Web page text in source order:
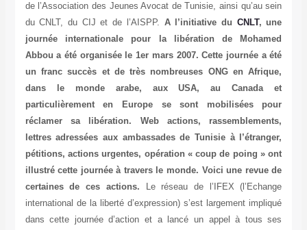
de l’Association des Jeunes Avocat de Tunisie, ainsi qu’au sein
du CNLT, du CIJ et de l’AISPP. A l’initiative du CNLT, une
journée internationale pour la libération de Mohamed
Abbou a été organisée le 1er mars 2007. Cette journée a été
un franc succès et de très nombreuses ONG en Afrique,
dans le monde arabe, aux USA, au Canada et
particulièrement en Europe se sont mobilisées pour
réclamer sa libération. Web actions, rassemblements,
lettres adressées aux ambassades de Tunisie à l’étranger,
pétitions, actions urgentes, opération « coup de poing » ont
illustré cette journée à travers le monde. Voici une revue de
certaines de ces actions. Le réseau de l’IFEX (l’Echange
international de la liberté d’expression) s’est largement impliqué
dans cette journée d’action et a lancé un appel à tous ses